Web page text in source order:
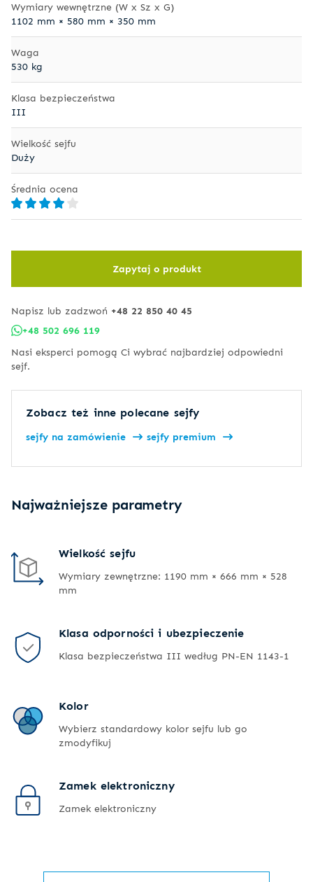
Wymiary wewnętrzne (W x Sz x G)
1102 mm × 580 mm × 350 mm
Waga
530 kg
Klasa bezpieczeństwa
III
Wielkość sejfu
Duży
Średnia ocena
Zapytaj o produkt
Napisz lub zadzwoń +48 22 850 40 45
+48 502 696 119
Nasi eksperci pomogą Ci wybrać najbardziej odpowiedni
sejf.
Zobacz też inne polecane sejfy
sejfy na zamówienie sejfy premium
Najważniejsze parametry
Wielkość sejfu
Wymiary zewnętrzne: 1190 mm × 666 mm × 528
mm
Klasa odporności i ubezpieczenie
Klasa bezpieczeństwa III według PN-EN 1143-1
Kolor
Wybierz standardowy kolor sejfu lub go
zmodyfikuj
Zamek elektroniczny
Zamek elektroniczny